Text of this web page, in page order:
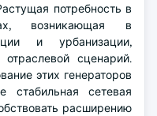
потребность в
возникающая в
и урбанизации,
сценарий.
этих генераторов
стабильная сетевая
расширению